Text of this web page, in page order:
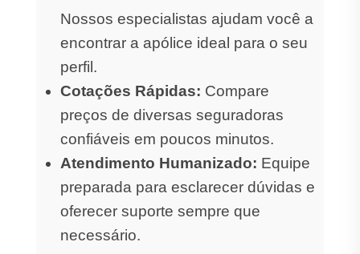
Nossos especialistas ajudam você a
encontrar a apólice ideal para o seu
perfil.
Cotações Rápidas: Compare
preços de diversas seguradoras
confiáveis em poucos minutos.
Atendimento Humanizado: Equipe
preparada para esclarecer dúvidas e
oferecer suporte sempre que
necessário.